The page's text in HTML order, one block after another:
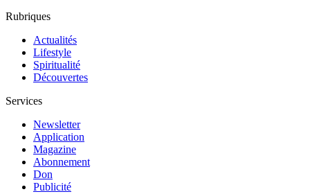
Rubriques
Actualités
Lifestyle
Spiritualité
Découvertes
Services
Newsletter
Application
Magazine
Abonnement
Don
Publicité